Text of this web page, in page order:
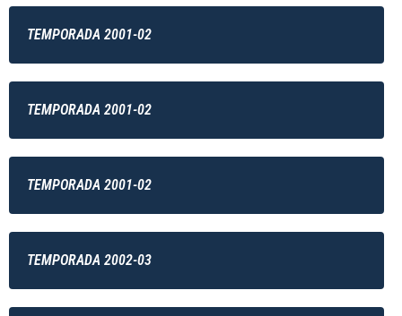
TEMPORADA 2001-02
TEMPORADA 2001-02
TEMPORADA 2001-02
TEMPORADA 2002-03